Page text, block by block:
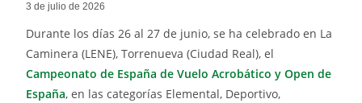
3 de julio de 2026
Durante los días 26 al 27 de junio, se ha celebrado en La
Caminera (LENE), Torrenueva (Ciudad Real), el
Campeonato de España de Vuelo Acrobático y Open de
España, en las categorías Elemental, Deportivo,